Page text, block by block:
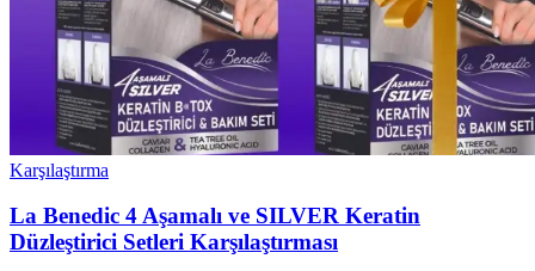
Karşılaştırma
La Benedic 4 Aşamalı ve SILVER Keratin
Düzleştirici Setleri Karşılaştırması